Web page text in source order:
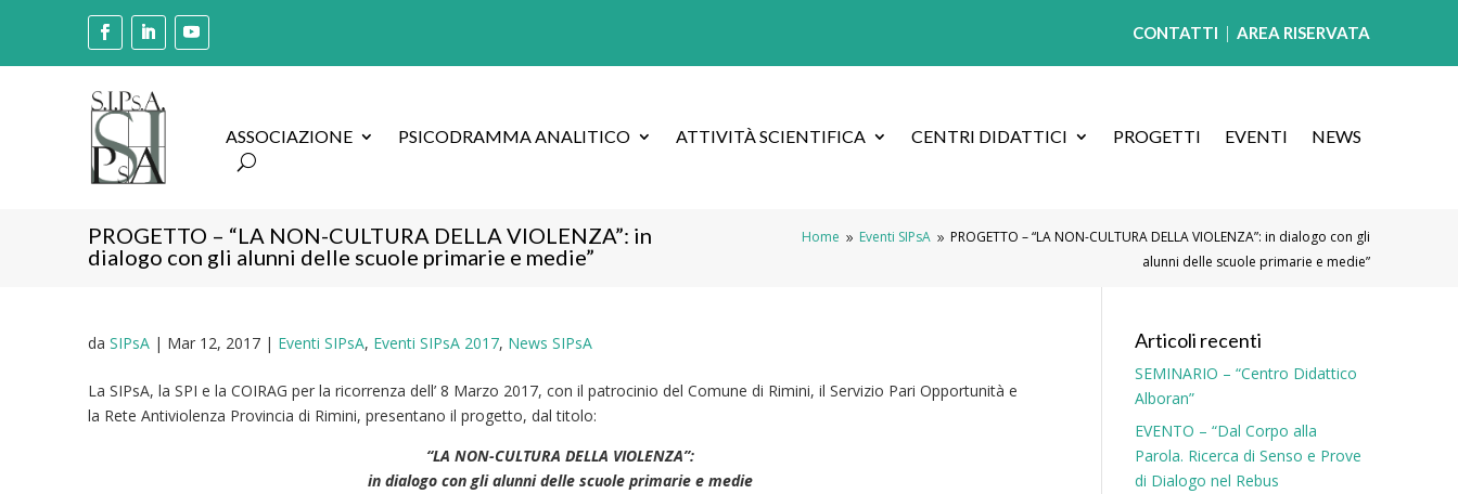
CONTATTI |AREA RISERVATA
ASSOCIAZIONE PSICODRAMMA ANALITICO ATTIVITÀ SCIENTIFICA CENTRI DIDATTICI PROGETTI EVENTI NEWS
PROGETTO – “LA NON-CULTURA DELLA VIOLENZA”: in
dialogo con gli alunni delle scuole primarie e medie”
Home 9 Eventi SIPsA 9 PROGETTO – “LA NON-CULTURA DELLA VIOLENZA”: in dialogo con gli
alunni delle scuole primarie e medie”
da SIPsA| Mar 12, 2017| Eventi SIPsA, Eventi SIPsA 2017, News SIPsA
La SIPsA, la SPI e la COIRAG per la ricorrenza dell’ 8 Marzo 2017, con il patrocinio del Comune di Rimini, il Servizio Pari Opportunità e
la Rete Antiviolenza Provincia di Rimini, presentano il progetto, dal titolo:
“LA NON-CULTURA DELLA VIOLENZA”:
in dialogo con gli alunni delle scuole primarie e medie
Articoli recenti
SEMINARIO – “Centro Didattico
Alboran”
EVENTO – “Dal Corpo alla
Parola. Ricerca di Senso e Prove
di Dialogo nel Rebus